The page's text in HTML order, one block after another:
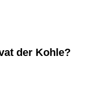
der Kohle?